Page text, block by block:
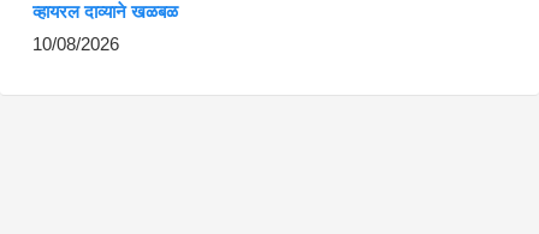
व्हायरल दाव्याने खळबळ
10/08/2026